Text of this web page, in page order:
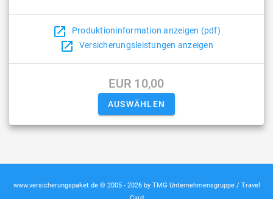
open_in_new Produktioninformation anzeigen (pdf)
open_in_new Versicherungsleistungen anzeigen
EUR 10,00
www.versicherungspaket.de © 2005 - 2026 by TMG Unternehmensgruppe / Travel